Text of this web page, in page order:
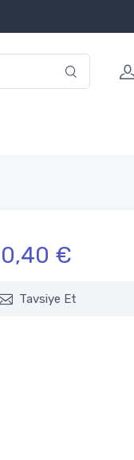
0,40 €
Tavsiye Et